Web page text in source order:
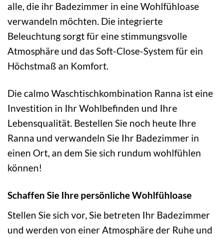
alle, die ihr Badezimmer in eine Wohlfühloase
verwandeln möchten. Die integrierte
Beleuchtung sorgt für eine stimmungsvolle
Atmosphäre und das Soft-Close-System für ein
Höchstmaß an Komfort.
Die calmo Waschtischkombination Ranna ist eine
Investition in Ihr Wohlbefinden und Ihre
Lebensqualität. Bestellen Sie noch heute Ihre
Ranna und verwandeln Sie Ihr Badezimmer in
einen Ort, an dem Sie sich rundum wohlfühlen
können!
Schaffen Sie Ihre persönliche Wohlfühloase
Stellen Sie sich vor, Sie betreten Ihr Badezimmer
und werden von einer Atmosphäre der Ruhe und